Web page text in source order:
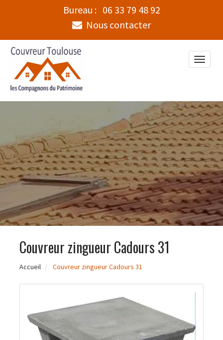
Bureau : 06 33 79 48 92
Nous contacter
Toggle
Couvreur zingueur Cadours 31
Accueil Couvreur zingueur Cadours 31